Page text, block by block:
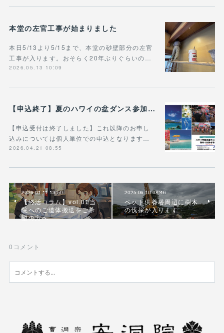
本堂の左官工事が始まりました
本日5/13より5/15まで、本堂の砂壁部分の左官
工事が入ります。おそらく20年ぶりぐらいの…
2026.05.13 10:09
【申込終了】夏のハワイの盆ダンス参加ツアー
【申込受付は終了しました】これ以降のお申し
込みについては個人単位での申込となります…
2026.04.21 08:55
2026.01.11 13:50
【終活コラム】vol.01当
院へのご遺体搬送をご希
望の方へ
2025.06.10 08:46
ペット供養塔周辺に樹木
の伐採が入ります
0 コメント